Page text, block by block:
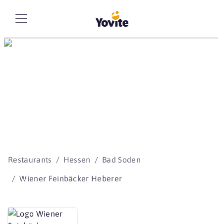
Restaurants Hessen Bad Soden
Wiener Feinbäcker Heberer